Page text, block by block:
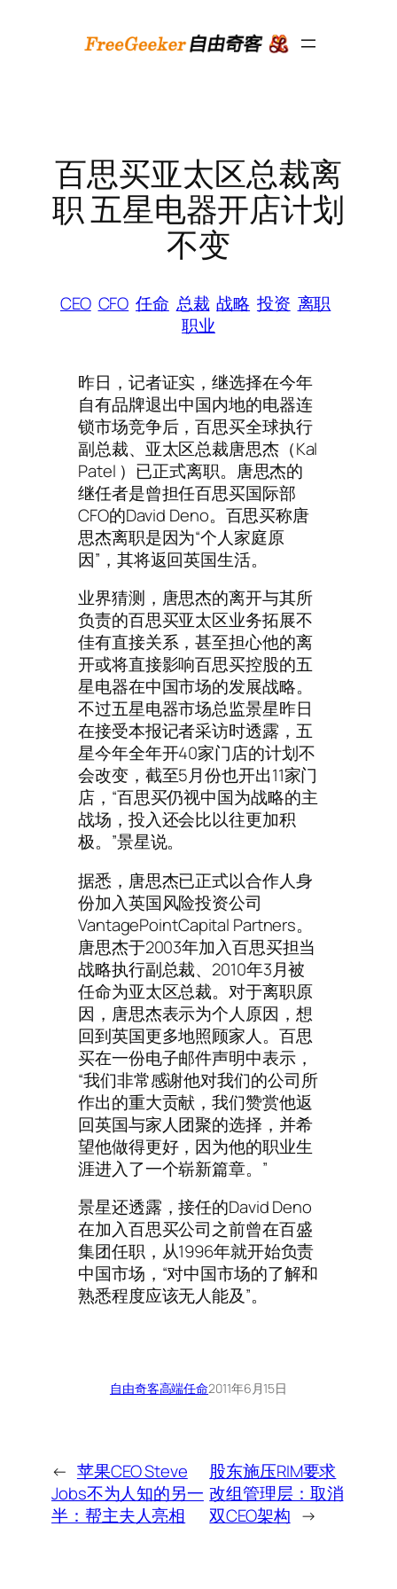
百思买亚太区总裁离
职 五星电器开店计划
不变
CEO CFO 任命 总裁 战略 投资 离职
职业
昨日，记者证实，继选择在今年
自有品牌退出中国内地的电器连
锁市场竞争后，百思买全球执行
副总裁、亚太区总裁唐思杰（Kal
Patel ）已正式离职。唐思杰的
继任者是曾担任百思买国际部
CFO的David Deno。百思买称唐
思杰离职是因为“个人家庭原
因”，其将返回英国生活。
业界猜测，唐思杰的离开与其所
负责的百思买亚太区业务拓展不
佳有直接关系，甚至担心他的离
开或将直接影响百思买控股的五
星电器在中国市场的发展战略。
不过五星电器市场总监景星昨日
在接受本报记者采访时透露，五
星今年全年开40家门店的计划不
会改变，截至5月份也开出11家门
店，“百思买仍视中国为战略的主
战场，投入还会比以往更加积
极。”景星说。
据悉，唐思杰已正式以合作人身
份加入英国风险投资公司
VantagePointCapital Partners。
唐思杰于2003年加入百思买担当
战略执行副总裁、2010年3月被
任命为亚太区总裁。对于离职原
因，唐思杰表示为个人原因，想
回到英国更多地照顾家人。百思
买在一份电子邮件声明中表示，
“我们非常感谢他对我们的公司所
作出的重大贡献，我们赞赏他返
回英国与家人团聚的选择，并希
望他做得更好，因为他的职业生
涯进入了一个崭新篇章。”
景星还透露，接任的David Deno
在加入百思买公司之前曾在百盛
集团任职，从1996年就开始负责
中国市场，“对中国市场的了解和
熟悉程度应该无人能及”。
自由奇客高端任命2011年6月15日
← 苹果CEO Steve
Jobs不为人知的另一
半：帮主夫人亮相
股东施压RIM要求
改组管理层：取消
双CEO架构 →